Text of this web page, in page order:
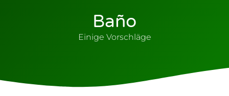
Baño
Einige Vorschläge